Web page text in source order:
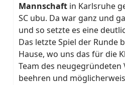
Mannschaft in Karlsruhe
SC ubu. Da war ganz und
und so setzte es eine
Das letzte Spiel der Runde
Hause, wo uns das für die
Team des neugegründeten
beehren und